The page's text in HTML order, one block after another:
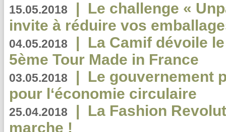
15.05.2018 | Le challenge «
invite à réduire vos
04.05.2018 | La Camif dévoile
5ème Tour Made in France
03.05.2018 | Le gouvernement
pour l‘économie circulaire
25.04.2018 | La Fashion
marche !